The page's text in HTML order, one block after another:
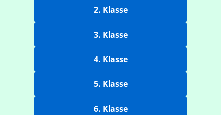
2. Klasse
3. Klasse
4. Klasse
5. Klasse
6. Klasse